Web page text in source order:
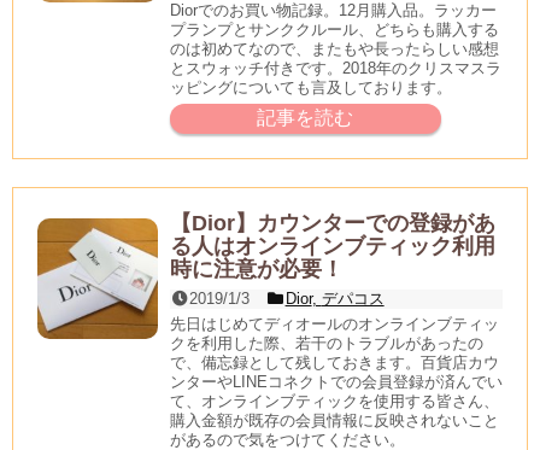
Diorでのお買い物記録。12月購入品。ラッカー
プランプとサンククルール、どちらも購入する
のは初めてなので、またもや長ったらしい感想
とスウォッチ付きです。2018年のクリスマスラ
ッピングについても言及しております。
記事を読む
【Dior】カウンターでの登録があ
る人はオンラインブティック利用
時に注意が必要！
2019/1/3 Dior, デパコス
先日はじめてディオールのオンラインブティッ
クを利用した際、若干のトラブルがあったの
で、備忘録として残しておきます。百貨店カウ
ンターやLINEコネクトでの会員登録が済んでい
て、オンラインブティックを使用する皆さん、
購入金額が既存の会員情報に反映されないこと
があるので気をつけてください。